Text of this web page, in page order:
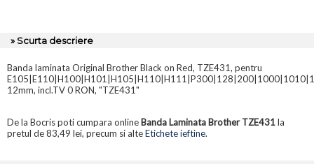
» Scurta descriere
Banda laminata Original Brother Black on Red, TZE431, pentru
12mm, incl.TV 0 RON, "TZE431"
De la Bocris poti cumpara online Banda Laminata Brother TZE431la
pretul de 83,49 lei, precum si alteEtichete ieftine.